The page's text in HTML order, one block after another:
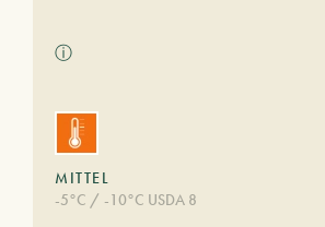
ⓘ
MITTEL
-5°C / -10°C USDA 8